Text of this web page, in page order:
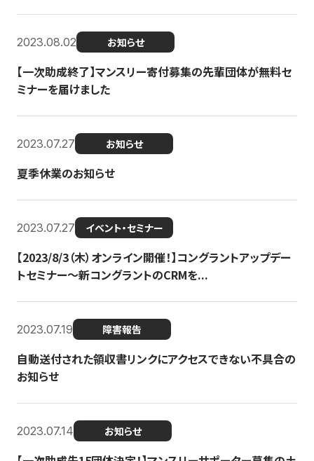
2023.08.02 お知らせ
【一次助成終了】マンスリー寄付募集の先輩団体が無料セ
ミナーを届けました
2023.07.27 お知らせ
夏季休業のお知らせ
2023.07.27 イベント・セミナー
【2023/8/3（木）オンライン開催！】コングラントアップデー
トセミナー〜新コングラントのCRMを...
2023.07.19 障害報告
自動送付された領収書リンクにアクセスできない不具合の
お知らせ
2023.07.14 お知らせ